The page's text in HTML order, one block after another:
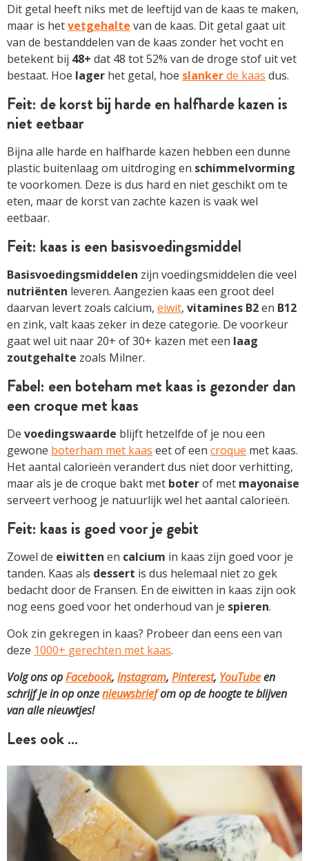
Dit getal heeft niks met de leeftijd van de kaas te maken,
maar is hetvetgehalte van de kaas. Dit getal gaat uit
van de bestanddelen van de kaas zonder het vocht en
betekent bij 48+ dat 48 tot 52% van de droge stof uit vet
bestaat. Hoe lager het getal, hoe slankerde kaas dus.
Feit: de korst bij harde en halfharde kazen is
niet eetbaar
Bijna alle harde en halfharde kazen hebben een dunne
plastic buitenlaag om uitdroging en schimmelvorming
te voorkomen. Deze is dus hard en niet geschikt om te
eten, maar de korst van zachte kazen is vaak wel
eetbaar.
Feit: kaas is een basisvoedingsmiddel
Basisvoedingsmiddelen zijn voedingsmiddelen die veel
nutriënten leveren. Aangezien kaas een groot deel
daarvan levert zoals calcium, eiwit, vitamines B2en B12
en zink, valt kaas zeker in deze categorie. De voorkeur
gaat wel uit naar 20+ of 30+ kazen met een laag
zoutgehalte zoals Milner.
Fabel: een boteham met kaas is gezonder dan
een croque met kaas
De voedingswaarde blijft hetzelfde of je nou een
gewone boterham met kaas eet of een croque met kaas.
Het aantal calorieën verandert dus niet door verhitting,
maar als je de croque bakt met boterof met mayonaise
serveert verhoog je natuurlijk wel het aantal calorieën.
Feit: kaas is goed voor je gebit
Zowel de eiwitten en calcium in kaas zijn goed voor je
tanden. Kaas als dessert is dus helemaal niet zo gek
bedacht door de Fransen. En de eiwitten in kaas zijn ook
nog eens goed voor het onderhoud van je spieren.
Ook zin gekregen in kaas? Probeer dan eens een van
deze 1000+ gerechten met kaas.
Volg ons opFacebook, Instagram, Pinterest, YouTubeen
schrijf je in op onzenieuwsbriefom op de hoogte te blijven
van alle nieuwtjes!
Lees ook …